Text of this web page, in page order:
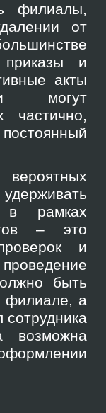
филиалы,
от
приказы и
акты
могут
частично,
в рамках
– это
и
быть
филиале, а
возможна